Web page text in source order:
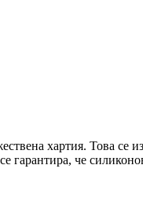
хартия. Това се
гарантира, че